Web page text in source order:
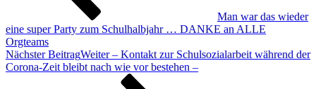
Man war das wieder
eine super Party zum Schulhalbjahr … DANKE an ALLE
Orgteams
Nächster BeitragWeiter – Kontakt zur Schulsozialarbeit während der
Corona-Zeit bleibt nach wie vor bestehen –